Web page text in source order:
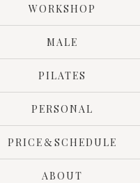
WORKSHOP
MALE
PILATES
PERSONAL
PRICE＆SCHEDULE
ABOUT